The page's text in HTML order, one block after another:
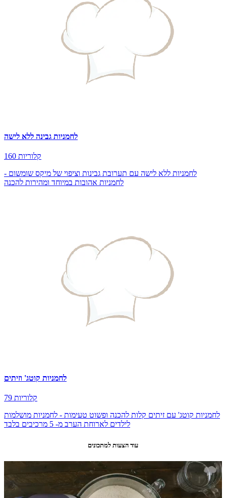
לחמניות גבינה ללא לישה
160 קלוריות
לחמניות ללא לישה עם תערובת גבינות וציפוי של מיקס שומשום -
לחמניות אהובות במיוחד ומהירות להכנה
לחמניות קוטג' וזיתים
79 קלוריות
לחמניות קוטג' עם זיתים קלות להכנה ופשוט טעימות - לחמניות מושלמות
לילדים לארוחת הערב מ- 5 מרכיבים בלבד
עוד הצעות למתכונים